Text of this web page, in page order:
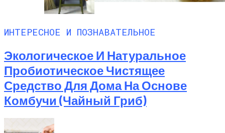
Аппаратная Домашняя Косметология С
Помощью Гаджетов: Что Купить На
Пирожки С Мясом «Поросята»
ИНТЕРЕСНОЕ И ПОЗНАВАТЕЛЬНОЕ
Экологическое И Натуральное
Пробиотическое Чистящее
Средство Для Дома На Основе
Комбучи (чайный Гриб)